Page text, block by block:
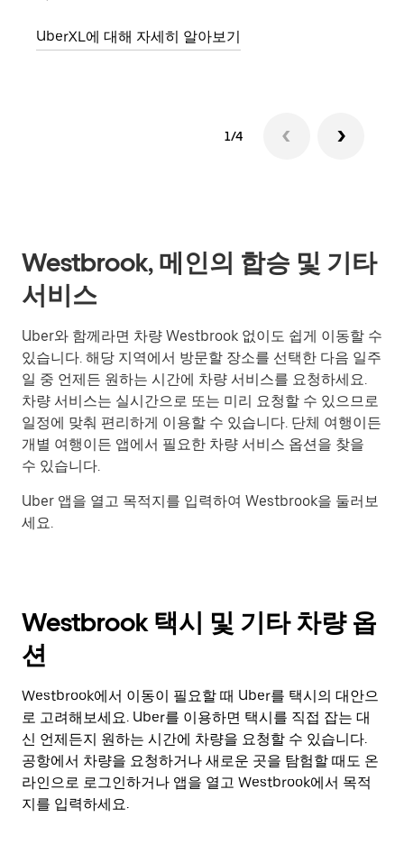
UberXL에 대해 자세히 알아보기
1/4
Westbrook, 메인의 합승 및 기타
서비스
Uber와 함께라면 차량 Westbrook 없이도 쉽게 이동할 수
있습니다. 해당 지역에서 방문할 장소를 선택한 다음 일주
일 중 언제든 원하는 시간에 차량 서비스를 요청하세요.
차량 서비스는 실시간으로 또는 미리 요청할 수 있으므로
일정에 맞춰 편리하게 이용할 수 있습니다. 단체 여행이든
개별 여행이든 앱에서 필요한 차량 서비스 옵션을 찾을
수 있습니다.
Uber 앱을 열고 목적지를 입력하여 Westbrook을 둘러보
세요.
Westbrook 택시 및 기타 차량 옵
션
Westbrook에서 이동이 필요할 때 Uber를 택시의 대안으
로 고려해보세요. Uber를 이용하면 택시를 직접 잡는 대
신 언제든지 원하는 시간에 차량을 요청할 수 있습니다.
공항에서 차량을 요청하거나 새로운 곳을 탐험할 때도 온
라인으로 로그인하거나 앱을 열고 Westbrook에서 목적
지를 입력하세요.